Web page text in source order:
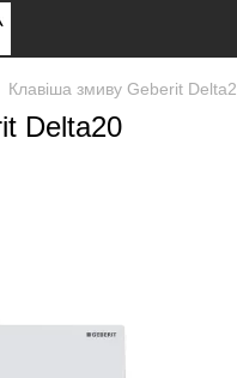
Клавіша змиву Geberit
Delta20